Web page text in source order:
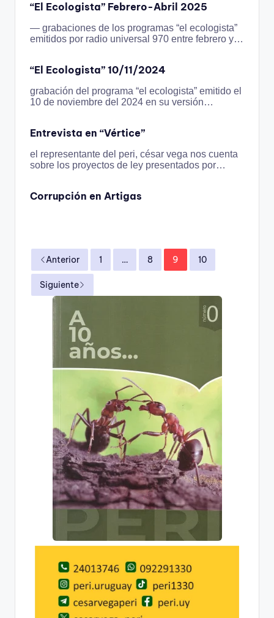
“El Ecologista” Febrero-Abril 2025
— grabaciones de los programas “el ecologista”
emitidos por radio universal 970 entre febrero y…
“El Ecologista” 10/11/2024
grabación del programa “el ecologista” emitido el
10 de noviembre del 2024 en su versión…
Entrevista en “Vértice”
el representante del peri, césar vega nos cuenta
sobre los proyectos de ley presentados por…
Corrupción en Artigas
Anterior 1 … 8 9 10
Siguiente